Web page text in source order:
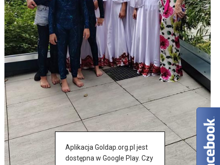
Aplikacja Goldap.org.pl jest
dostępna w Google Play. Czy